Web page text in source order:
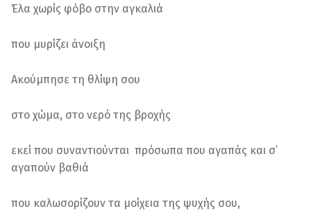
Έλα χωρίς φόβο στην αγκαλιά
που μυρίζει άνοιξη
Ακούμπησε τη θλίψη σου
στο χώμα, στο νερό της βροχής
εκεί που συναντιούνται πρόσωπα που αγαπάς και σ’
αγαπούν βαθιά
που καλωσορίζουν τα μοίχεια της ψυχής σου,